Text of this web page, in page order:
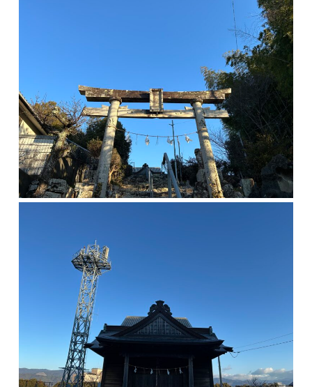
営業時間 9:00～18:00
定休日 火・水曜日
お問い合わせ